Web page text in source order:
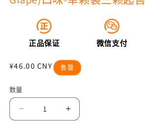
体
正品保证 微信支付
常
价
格
¥46.00 CNY 售罄
数量